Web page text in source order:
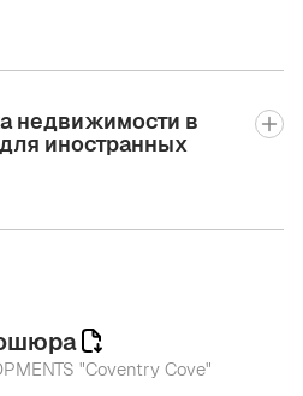
недвижимости в
иностранных
"Coventry Cove"